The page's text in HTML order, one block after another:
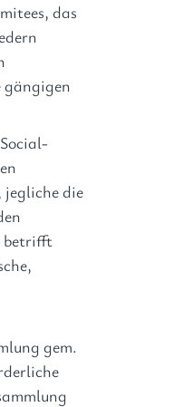
das
gängigen
die
betrifft
gem.